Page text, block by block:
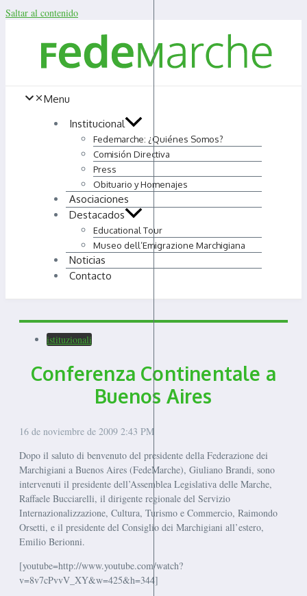
Saltar al contenido
Menu
Institucional
Fedemarche: ¿Quiénes Somos?
Comisión Directiva
Press
Obituario y Homenajes
Asociaciones
Destacados
Educational Tour
Museo dell’Emigrazione Marchigiana
Noticias
Contacto
istituzionali
Conferenza Continentale a
Buenos Aires
16 de noviembre de 2009 2:43 PM
Dopo il saluto di benvenuto del presidente della Federazione dei
Marchigiani a Buenos Aires (FedeMarche), Giuliano Brandi, sono
intervenuti il presidente dell’Assemblea Legislativa delle Marche,
Raffaele Bucciarelli, il dirigente regionale del Servizio
Internazionalizzazione, Cultura, Turismo e Commercio, Raimondo
Orsetti, e il presidente del Consiglio dei Marchigiani all’estero,
Emilio Berionni.
[youtube=http://www.youtube.com/watch?
v=8v7cPvvV_XY&w=425&h=344]